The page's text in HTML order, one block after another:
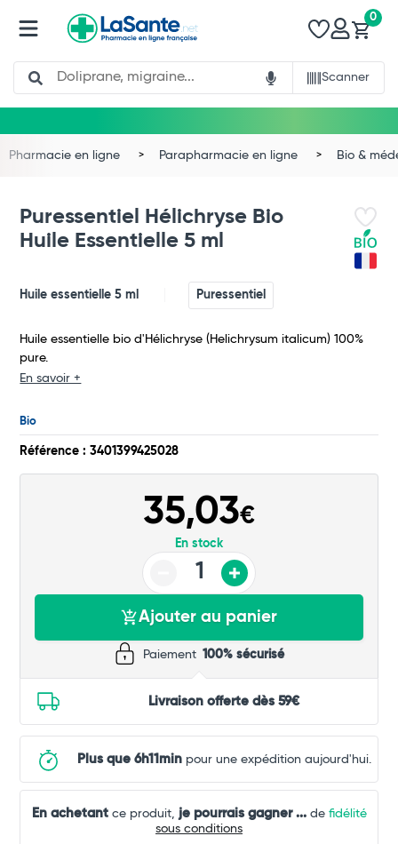
Search
Scanner
0
Total
Pharmacie en ligne Parapharmacie en ligne Bio &
Puressentiel Hélichryse Bio
Huile Essentielle 5 ml
Huile essentielle 5 ml Puressentiel
Huile essentielle bio d'Hélichryse (Helichrysum italicum) 100%
pure.
En savoir +
Bio
Référence : 3401399425028
35,03€
En stock
Ajouter au panier
Paiement 100% sécurisé
Livraison offerte dès 59€
Plus que 6h11minpour une expédition aujourd'hui.
En achetantce produit, je pourrais gagner ...de fidélité
sous conditions